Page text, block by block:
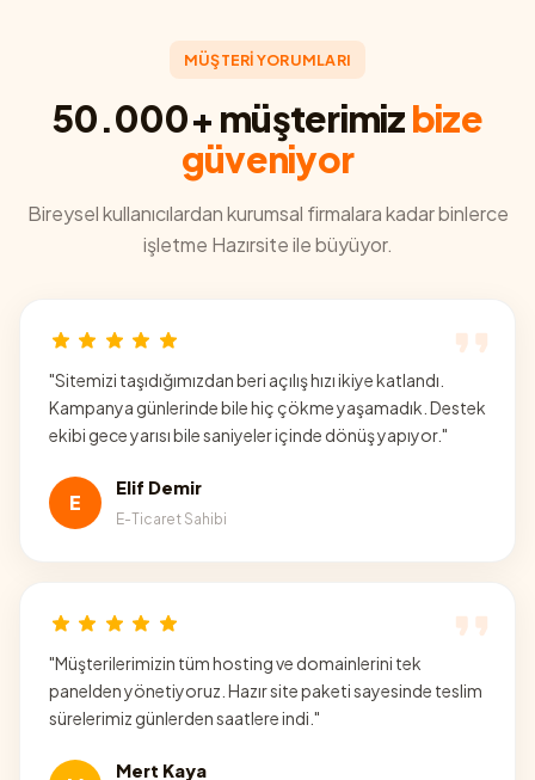
MÜŞTERİ YORUMLARI
50.000+ müşterimizbize
güveniyor
Bireysel kullanıcılardan kurumsal firmalara kadar binlerce
işletme Hazırsite ile büyüyor.
"Sitemizi taşıdığımızdan beri açılış hızı ikiye katlandı.
Kampanya günlerinde bile hiç çökme yaşamadık. Destek
ekibi gece yarısı bile saniyeler içinde dönüş yapıyor."
E
Elif Demir
E-Ticaret Sahibi
"Müşterilerimizin tüm hosting ve domainlerini tek
panelden yönetiyoruz. Hazır site paketi sayesinde teslim
sürelerimiz günlerden saatlere indi. "
Mert Kaya